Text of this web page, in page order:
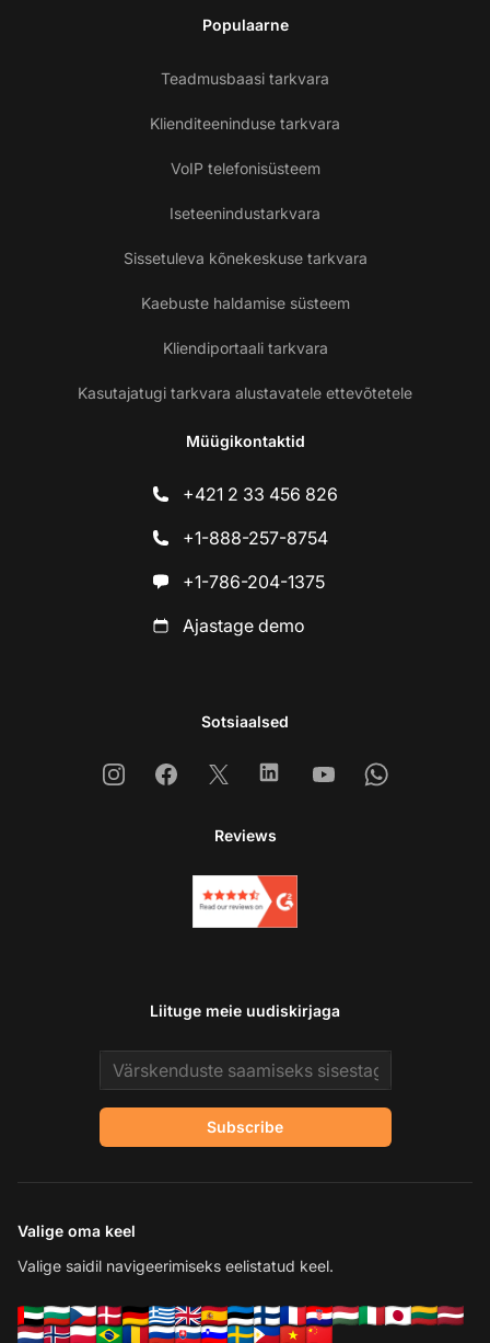
Populaarne
Teadmusbaasi tarkvara
Klienditeeninduse tarkvara
VoIP telefonisüsteem
Iseteenindustarkvara
Sissetuleva kõnekeskuse tarkvara
Kaebuste haldamise süsteem
Kliendiportaali tarkvara
Kasutajatugi tarkvara alustavatele ettevõtetele
Müügikontaktid
+421 2 33 456 826
+1-888-257-8754
+1-786-204-1375
Ajastage demo
Sotsiaalsed
InstagramFacebook
X LinkedinYoutubeWhatsapp
Reviews
Liituge meie uudiskirjaga
Email address
Subscribe
Valige oma keel
Valige saidil navigeerimiseks eelistatud keel.